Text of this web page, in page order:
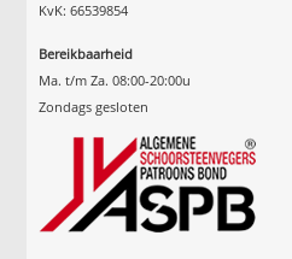
KvK: 66539854
Bereikbaarheid
Ma. t/m Za. 08:00-20:00u
Zondags gesloten